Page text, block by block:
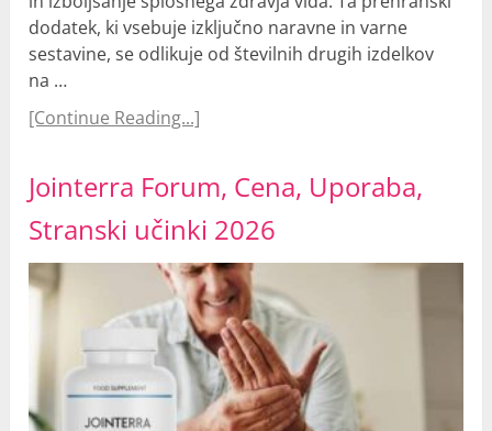
dodatek, ki vsebuje izključno naravne in varne
sestavine, se odlikuje od številnih drugih izdelkov
na …
[Continue Reading...]
Jointerra Forum, Cena, Uporaba,
Stranski učinki 2026